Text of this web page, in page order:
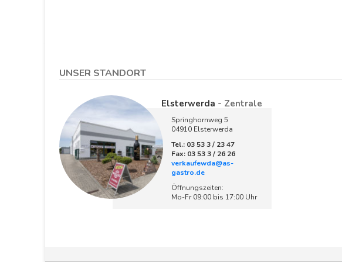
UNSER STANDORT
Elsterwerda - Zentrale
Springhornweg 5
04910 Elsterwerda
Tel.: 03 53 3 / 23 47
Fax: 03 53 3 / 26 26
verkaufewda@as-
gastro.de
Öffnungszeiten:
Mo-Fr 09:00 bis 17:00 Uhr